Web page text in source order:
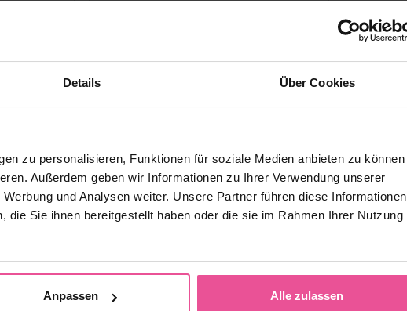
Details Über Cookies
zu personalisieren, Funktionen für soziale Medien anbieten zu können
Außerdem geben wir Informationen zu Ihrer Verwendung unserer
und Analysen weiter. Unsere Partner führen diese Informationen
die Sie ihnen bereitgestellt haben oder die sie im Rahmen Ihrer Nutzung
Anpassen Alle zulassen